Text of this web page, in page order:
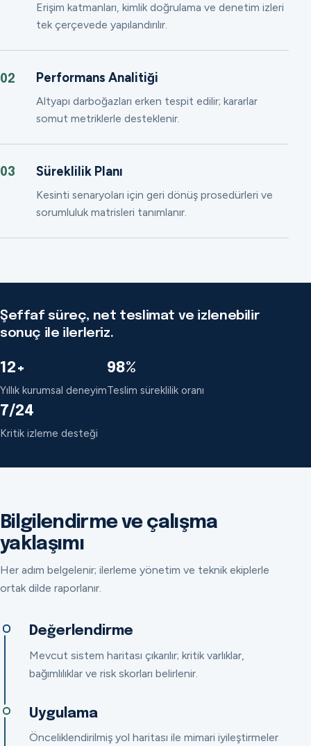
Erişim katmanları, kimlik doğrulama ve denetim izleri
tek çerçevede yapılandırılır.
02 Performans Analitiği
Altyapı darboğazları erken tespit edilir; kararlar
somut metriklerle desteklenir.
03 Süreklilik Planı
Kesinti senaryoları için geri dönüş prosedürleri ve
sorumluluk matrisleri tanımlanır.
Şeffaf süreç, net teslimat ve izlenebilir
sonuç ile ilerleriz.
12+
Yıllık kurumsal deneyim
98%
Teslim süreklilik oranı
7/24
Kritik izleme desteği
Bilgilendirme ve çalışma
yaklaşımı
Her adım belgelenir; ilerleme yönetim ve teknik ekiplerle
ortak dilde raporlanır.
Değerlendirme
Mevcut sistem haritası çıkarılır; kritik varlıklar,
bağımlılıklar ve risk skorları belirlenir.
Uygulama
Önceliklendirilmiş yol haritası ile mimari iyileştirmeler